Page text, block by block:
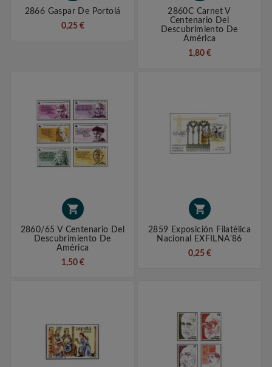
2866 Gaspar De Portolá
0,25 €
2860C Carnet V
Centenario Del
Descubrimiento De
América
1,80 €

2860/65 V Centenario Del
Descubrimiento De
América
1,50 €

2859 Exposición Filatélica
Nacional EXFILNA'86
0,25 €